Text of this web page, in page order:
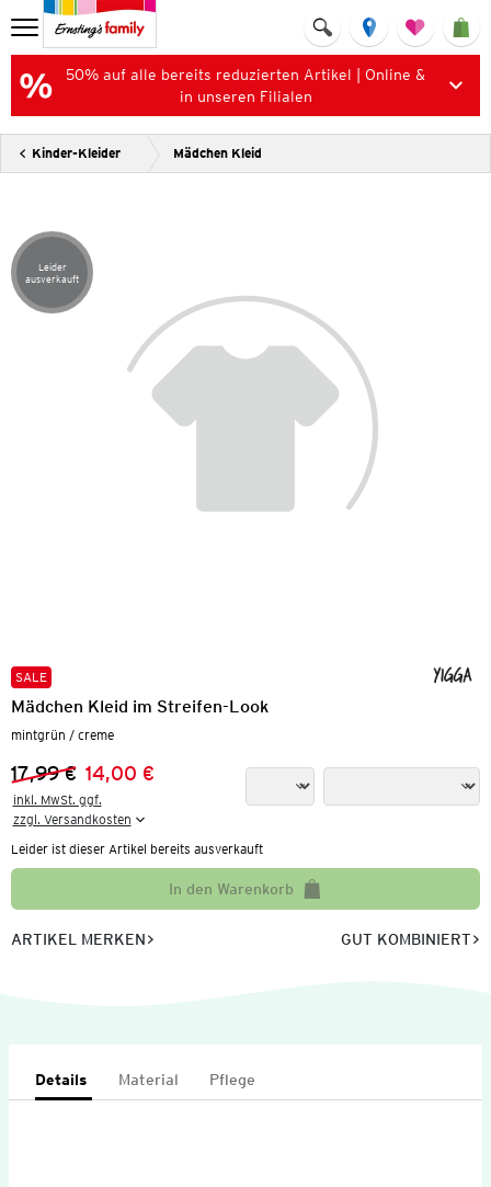
50% auf alle bereits reduzierten Artikel | Online &
in unseren Filialen
Kinder-Kleider Mädchen Kleid
Artikel leider ausverkauft
Leider
ausverkauft
SALE
Mädchen Kleid im Streifen-Look
mintgrün / creme
Vorheriger Preis:
17,99 €
Neuer Preis:
14,00 €
inkl. MwSt. ggf.
zzgl. Versandkosten
Leider ist dieser Artikel bereits ausverkauft
In den Warenkorb
ARTIKEL MERKEN GUT KOMBINIERT
Details Material Pflege